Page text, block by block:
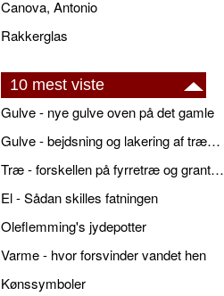
Canova, Antonio
Rakkerglas
10 mest viste
Gulve - nye gulve oven på det gamle
Gulve - bejdsning og lakering af trægulve
Træ - forskellen på fyrretræ og grantræ
El - Sådan skilles fatningen
Oleflemming's jydepotter
Varme - hvor forsvinder vandet hen
Kønssymboler